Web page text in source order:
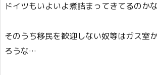
ドイツもいよいよ煮詰まってきてるのかな
そのうち移民を歓迎しない奴等はガス室
ろうな…